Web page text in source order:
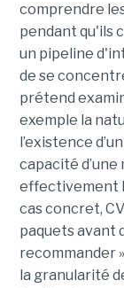
comprendre
pendant qu'ils
un pipeline
de se
prétend
exemple la
l’existence
capacité d’une
effectivement
cas concret,
paquets avant
recommander
la granularité